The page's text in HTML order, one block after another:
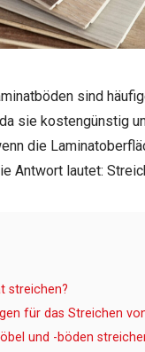
sind
sie kostengünstig
die
Antwort lautet:
streichen?
für das Streichen
und -böden